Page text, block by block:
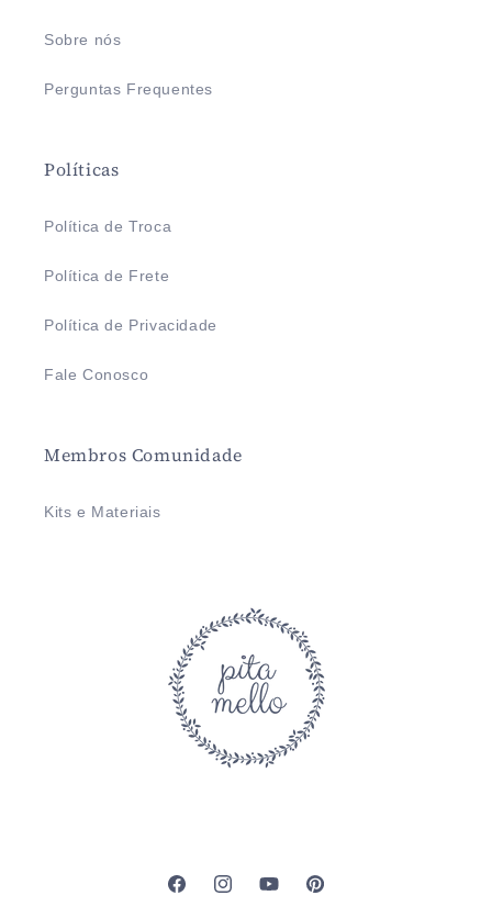
Sobre nós
Perguntas Frequentes
Políticas
Política de Troca
Política de Frete
Política de Privacidade
Fale Conosco
Membros Comunidade
Kits e Materiais
FacebookInstagramYouTubePinterest